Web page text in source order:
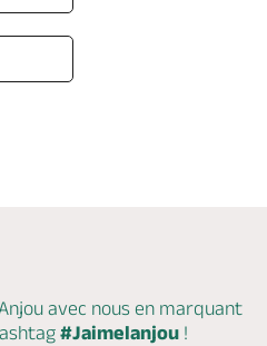
avec nous en marquant
#Jaimelanjou !